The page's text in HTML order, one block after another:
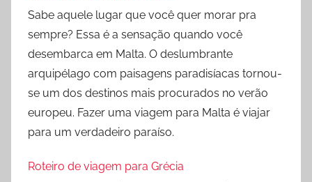
Sabe aquele lugar que você quer morar pra
sempre? Essa é a sensação quando você
desembarca em Malta. O deslumbrante
arquipélago com paisagens paradisíacas tornou-
se um dos destinos mais procurados no verão
europeu. Fazer uma viagem para Malta é viajar
para um verdadeiro paraíso.
Roteiro de viagem para Grécia